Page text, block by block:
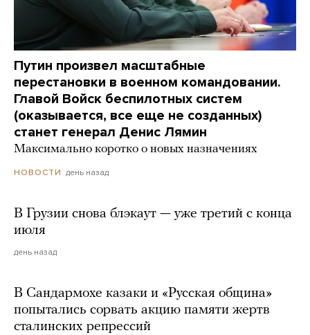
Путин произвел масштабные
перестановки в военном командовании.
Главой Войск беспилотных систем
(оказывается, все еще не созданных)
станет генерал Денис Лямин
Максимально коротко о новых назначениях
НОВОСТИ день назад
В Грузии снова блэкаут — уже третий с конца
июля
день назад
В Сандармохе казаки и «Русская община»
попытались сорвать акцию памяти жертв
сталинских репрессий